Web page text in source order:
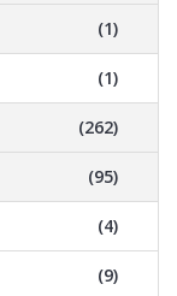
(1)
(1)
(262)
(95)
(4)
(9)